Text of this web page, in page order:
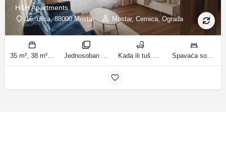
H&H Apartments
16. ulica, 88000 Mostar Mostar, Cernica, Ograda
35 m², 38 m² m2 Jednosoban stan sa balkonom, Apartman sobe Kada ili tuš kupatila Spavaća soba 1: 1 bračni krevet | Dnevni boravak: 1 kauč na razvlačenje | Spavaća soba 1: 3 kreveta za jednu osobu ležaja